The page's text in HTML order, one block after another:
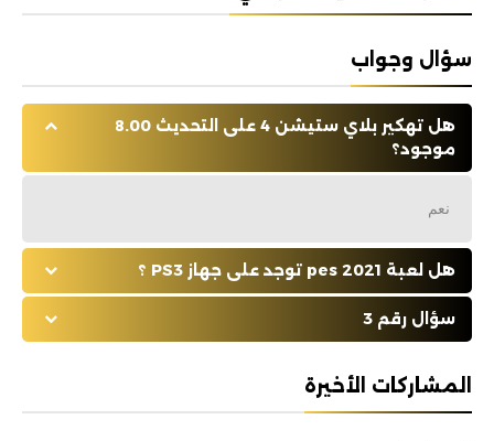
سؤال وجواب
هل تهكير بلاي ستيشن 4 على التحديث 8.00
موجود؟
نعم
هل لعبة pes 2021 توجد على جهاز PS3 ؟
سؤال رقم 3
المشاركات الأخيرة